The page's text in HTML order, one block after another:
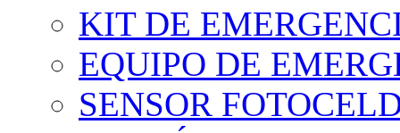
KIT DE
EQUIPO DE
SENSOR